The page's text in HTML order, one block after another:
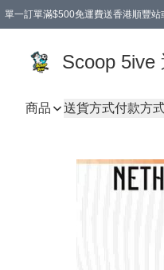
單一訂單滿$500免運費送香港順豐
Scoop 5ive
商品 送貨方式付款方